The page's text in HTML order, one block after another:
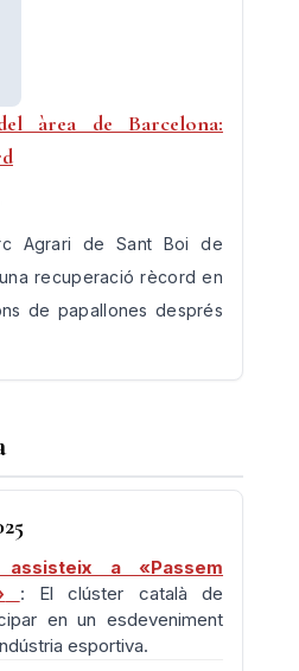
àrea de Barcelona:
Agrari de Sant Boi de
recuperació rècord en
de papallones després
assisteix a «Passem
: El clúster català de
en un esdeveniment
esportiva.